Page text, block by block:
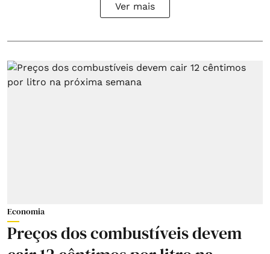
Ver mais
Economia
Preços dos combustíveis devem